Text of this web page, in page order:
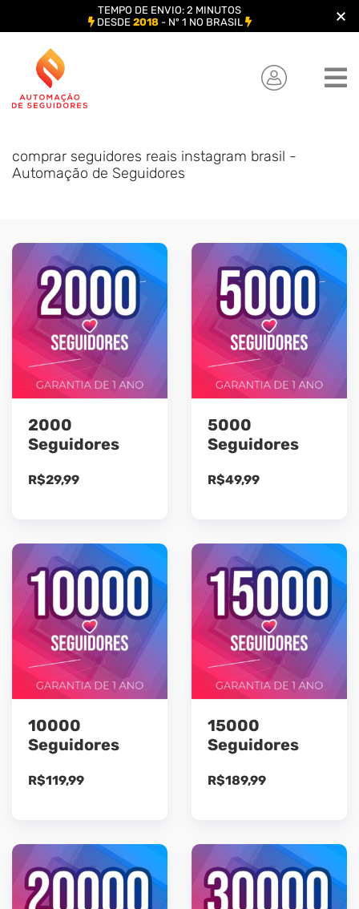
content
comprar seguidores reais instagram brasil -
Automação de Seguidores
2000
Seguidores
R$29,99
5000
Seguidores
R$49,99
10000
Seguidores
R$119,99
15000
Seguidores
R$189,99
TEMPO DE ENVIO: 2 MINUTOS
DESDE 2018- Nº 1 NO BRASIL